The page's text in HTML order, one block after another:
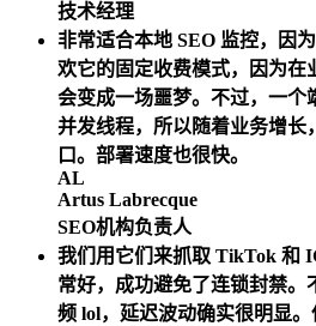
技术经理
非常适合本地 SEO 监控，因
欢它的固定收费模式，因为在
会变成一场噩梦。不过，一个
并发线程，所以随着业务增长
口。部署速度也很快。
AL
Artus Labrecque
SEO机构负责人
我们用它们来抓取 TikTok 和
常好，成功避免了连锁封禁。
频 lol，延迟波动确实很明显